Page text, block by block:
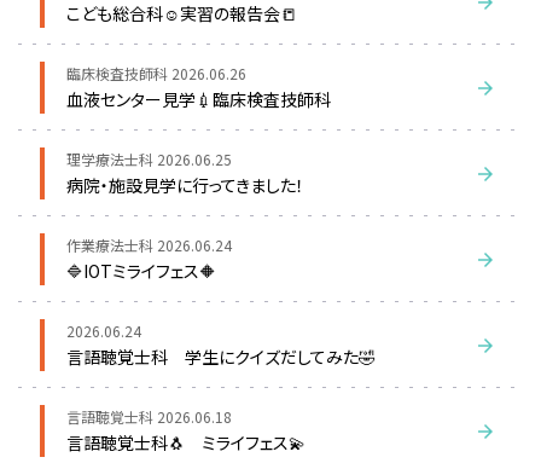
こども総合科☺実習の報告会📒
臨床検査技師科 2026.06.26
血液センター見学💉臨床検査技師科
理学療法士科 2026.06.25
病院・施設見学に行ってきました！
作業療法士科 2026.06.24
🔷IOTミライフェス🔶
2026.06.24
言語聴覚士科 学生にクイズだしてみた🤣
言語聴覚士科 2026.06.18
言語聴覚士科🐧 ミライフェス💫